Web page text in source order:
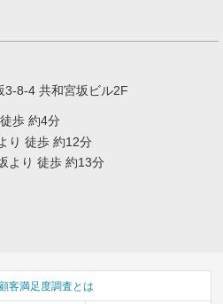
3-8-4 共和宮坂ビル2F
歩 約4分
り 徒歩 約12分
より 徒歩 約13分
客満足度調査とは